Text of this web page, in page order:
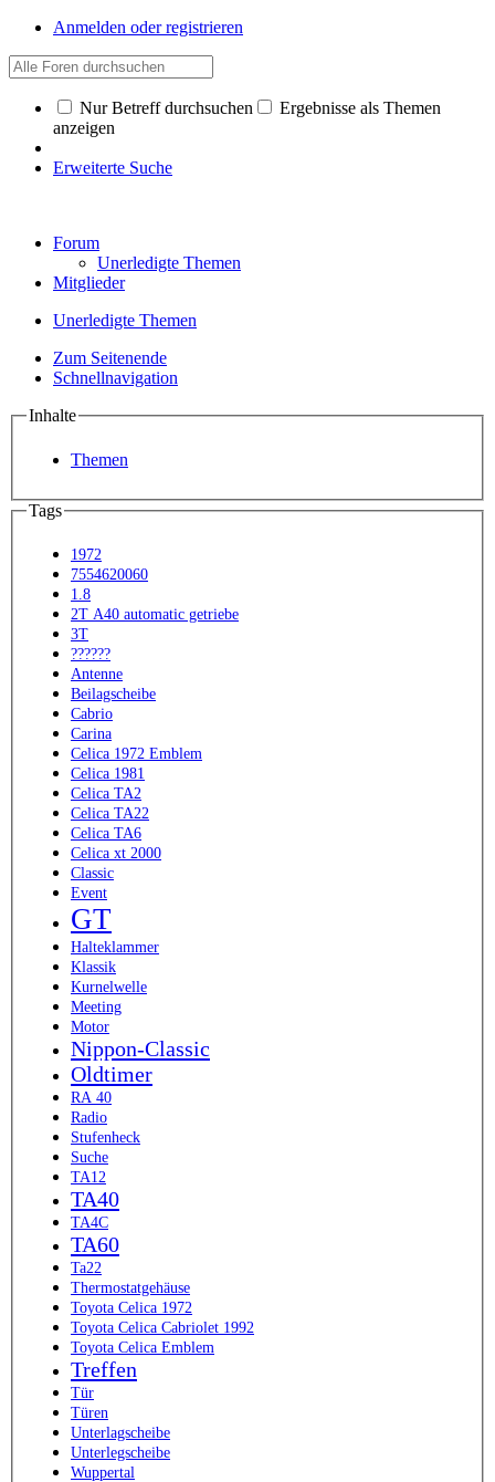
Anmelden oder registrieren
Nur Betreff durchsuchen
Ergebnisse als Themen
anzeigen
Erweiterte Suche
Forum
Unerledigte Themen
Mitglieder
Unerledigte Themen
Zum Seitenende
Schnellnavigation
Inhalte
Themen
Tags
1972
7554620060
1.8
2T A40 automatic getriebe
3T
??????
Antenne
Beilagscheibe
Cabrio
Carina
Celica 1972 Emblem
Celica 1981
Celica TA2
Celica TA22
Celica TA6
Celica xt 2000
Classic
Event
GT
Halteklammer
Klassik
Kurnelwelle
Meeting
Motor
Nippon-Classic
Oldtimer
RA 40
Radio
Stufenheck
Suche
TA12
TA40
TA4C
TA60
Ta22
Thermostatgehäuse
Toyota Celica 1972
Toyota Celica Cabriolet 1992
Toyota Celica Emblem
Treffen
Tür
Türen
Unterlagscheibe
Unterlegscheibe
Wuppertal